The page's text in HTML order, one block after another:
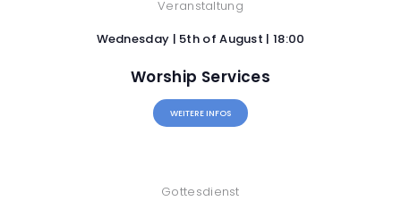
Veranstaltung
Wednesday | 5th of August | 18:00
Worship Services
WEITERE INFOS
Gottesdienst